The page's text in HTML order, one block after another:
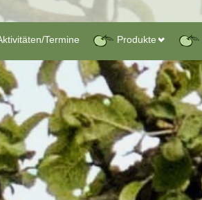
Termine Produkte